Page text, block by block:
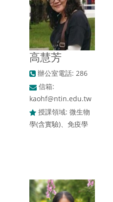
高慧芳
辦公室電話: 286
信箱:
kaohf@ntin.edu.tw
授課領域: 微生物
學(含實驗)、免疫學